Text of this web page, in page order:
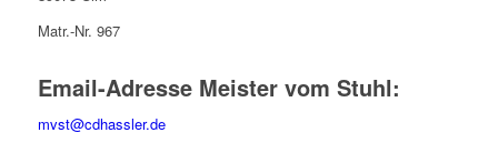
Matr.-Nr. 967
Email-Adresse Meister vom Stuhl:
mvst@cdhassler.de